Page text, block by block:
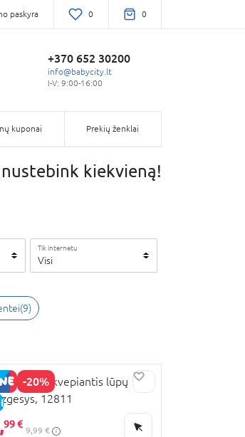
paskyra 0 0
+370 652 30200
info@babycity.lt
I-V: 9:00-16:00
kuponai Prekių ženklai
kiekvieną!
Tik internetu
Visi
(9)
-20%
E-KAINA
kvepiantis lūpų
12811
99 €
9,99 €